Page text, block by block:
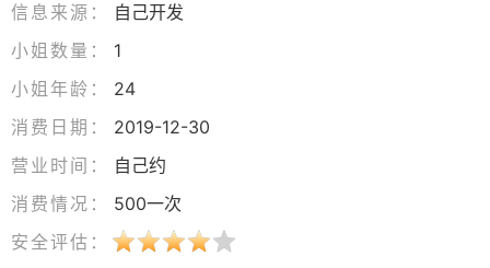
信息来源：
自己开发
小姐数量：
1
小姐年龄：
24
消费日期：
2019-12-30
营业时间：
自己约
消费情况：
500一次
安全评估：